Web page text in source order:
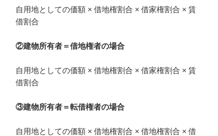
自用地としての価額 × 借地権割合 × 借家権割合 × 賃
借割合
②建物所有者＝借地権者の場合
自用地としての価額 × 借地権割合 × 借家権割合 × 賃
借割合
③建物所有者＝転借権者の場合
自用地としての価額 × 借地権割合 × 借地権割合 × 借